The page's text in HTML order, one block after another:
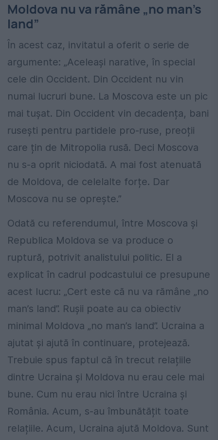
Moldova nu va rămâne „no man’s
land”
În acest caz, invitatul a oferit o serie de
argumente: „Aceleași narative, în special
cele din Occident. Din Occident nu vin
numai lucruri bune. La Moscova este un pic
mai tușat. Din Occident vin decadența, bani
rusești pentru partidele pro-ruse, preoții
care țin de Mitropolia rusă. Deci Moscova
nu s-a oprit niciodată. A mai fost atenuată
de Moldova, de celelalte forțe. Dar
Moscova nu se oprește.”
Odată cu referendumul, între Moscova și
Republica Moldova se va produce o
ruptură, potrivit analistului politic. El a
explicat în cadrul podcastului ce presupune
acest lucru: „Cert este că nu va rămâne „no
man’s land”. Rușii poate au ca obiectiv
minimal Moldova „no man’s land”. Ucraina a
ajutat și ajută în continuare, protejează.
Trebuie spus faptul că în trecut relațiile
dintre Ucraina și Moldova nu erau cele mai
bune. Cum nu erau nici între Ucraina și
România. Acum, s-au îmbunătățit toate
relațiile. Acum, Ucraina ajută Moldova. Sunt